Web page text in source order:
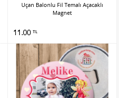
Uçan Balonlu Fil Temalı Açacaklı
Magnet
11.00 TL